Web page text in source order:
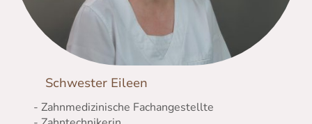
Schwester Eileen
- Zahnmedizinische Fachangestellte